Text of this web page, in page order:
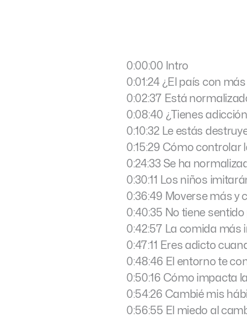
0:00:00 Intro
0:01:24 ¿El país con
0:02:37 Está
0:08:40 ¿Tienes
0:10:32 Le estás
0:15:29 Cómo controlar
0:24:33 Se ha
0:30:11 Los niños
0:36:49 Moverse más y
0:40:35 No tiene
0:42:57 La comida más
0:47:11 Eres adicto
0:48:46 El entorno te
0:50:16 Cómo impacta
0:54:26 Cambié mis
0:56:55 El miedo al